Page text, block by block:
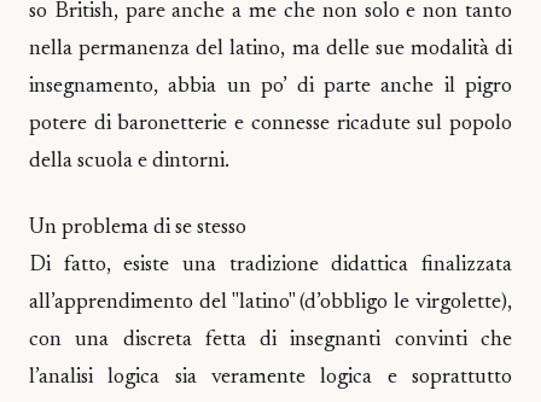
so British, pare anche a me che non solo e non tanto
nella permanenza del latino, ma delle sue modalità di
insegnamento, abbia un po’ di parte anche il pigro
potere di baronetterie e connesse ricadute sul popolo
della scuola e dintorni.
Un problema di se stesso
Di fatto, esiste una tradizione didattica finalizzata
all’apprendimento del "latino" (d’obbligo le virgolette),
con una discreta fetta di insegnanti convinti che
l’analisi logica sia veramente logica e soprattutto